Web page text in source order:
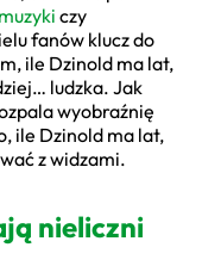
czy
fanów klucz do
ile Dzinold ma lat,
ludzka. Jak
wyobraźnię
ile Dzinold ma lat,
z widzami.
nieliczni